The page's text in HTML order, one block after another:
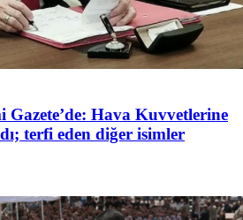
Gazete’de: Hava Kuvvetlerine
terfi eden diğer isimler